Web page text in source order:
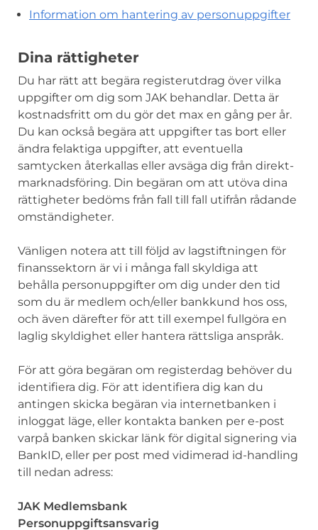
Information om hantering av personuppgifter
Dina rättigheter
Du har rätt att begära registerutdrag över vilka
uppgifter om dig som JAK behandlar. Detta är
kostnadsfritt om du gör det max en gång per år.
Du kan också begära att uppgifter tas bort eller
ändra felaktiga uppgifter, att eventuella
samtycken återkallas eller avsäga dig från direkt­
marknadsföring. Din begäran om att utöva dina
rättigheter bedöms från fall till fall utifrån rådande
omständigheter.
Vänligen notera att till följd av lagstiftningen för
finanssektorn är vi i många fall skyldiga att
behålla personuppgifter om dig under den tid
som du är medlem och/eller bankkund hos oss,
och även därefter för att till exempel fullgöra en
laglig skyldighet eller hantera rättsliga anspråk.
För att göra begäran om registerdag behöver du
identifiera dig. För att identifiera dig kan du
antingen skicka begäran via internetbanken i
inloggat läge, eller kontakta banken per e-post
varpå banken skickar länk för digital signering via
BankID, eller per post med vidimerad id-handling
till nedan adress:
JAK Medlemsbank
Personuppgiftsansvarig